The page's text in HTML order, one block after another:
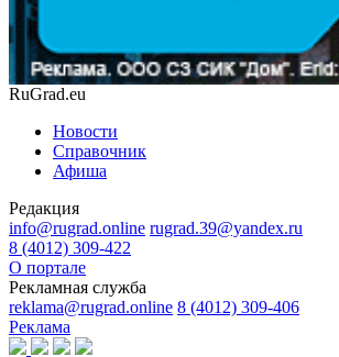
RuGrad.eu
Новости
Справочник
Афиша
Редакция
info@rugrad.online rugrad.39@yandex.ru
8 (4012) 309-422
О портале
Рекламная служба
reklama@rugrad.online 8 (4012) 309-406
Реклама